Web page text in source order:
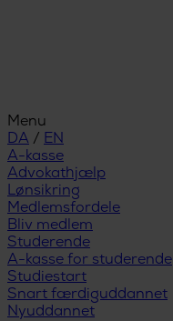
Menu
DA / EN
A-kasse
Advokathjælp
Lønsikring
Medlemsfordele
Bliv medlem
Studerende
A-kasse for studerende
Studiestart
Snart færdiguddannet
Nyuddannet